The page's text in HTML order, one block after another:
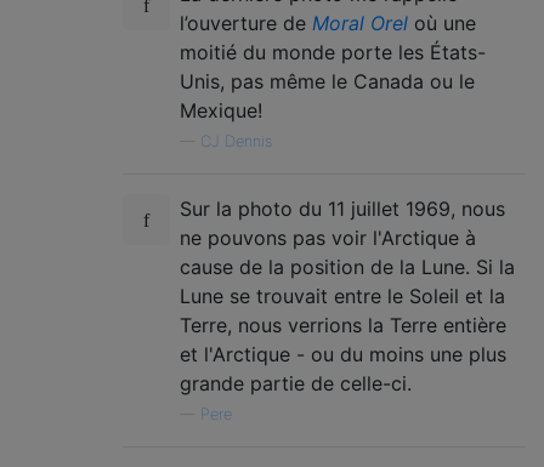
l’ouverture de Moral Orel où une
moitié du monde porte les États-
Unis, pas même le Canada ou le
Mexique!
CJ Dennis
Sur la photo du 11 juillet 1969, nous
ne pouvons pas voir l'Arctique à
cause de la position de la Lune. Si la
Lune se trouvait entre le Soleil et la
Terre, nous verrions la Terre entière
et l'Arctique - ou du moins une plus
grande partie de celle-ci.
Pere